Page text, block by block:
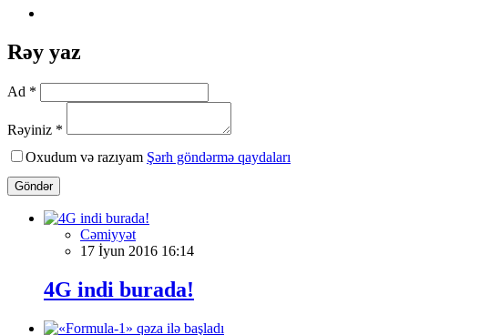
Rəy yaz
Ad *
Rəyiniz *
Oxudum və razıyam Şərh göndərmə qaydaları
Göndər
Cəmiyyət
17 İyun 2016 16:14
4G indi burada!